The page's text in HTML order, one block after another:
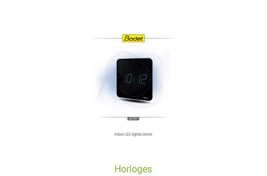
Horloges